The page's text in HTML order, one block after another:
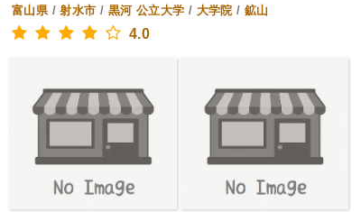
富山県/射水市 / 黒河 公立大学 / 大学院 / 鉱山
4.0